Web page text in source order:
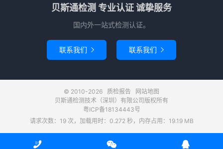
贝斯通检测 专业认证 诚挚服务
国内外一站式检测认证。
联系我们  联系我们 
© 2010-2026 质检报告
网站地图
贝斯通检测技术（深圳）有限公司版权所有
粤ICP备18134443号
请求次数：19 次，加载用时：0.272 秒，内存占用：19.19 MB
  